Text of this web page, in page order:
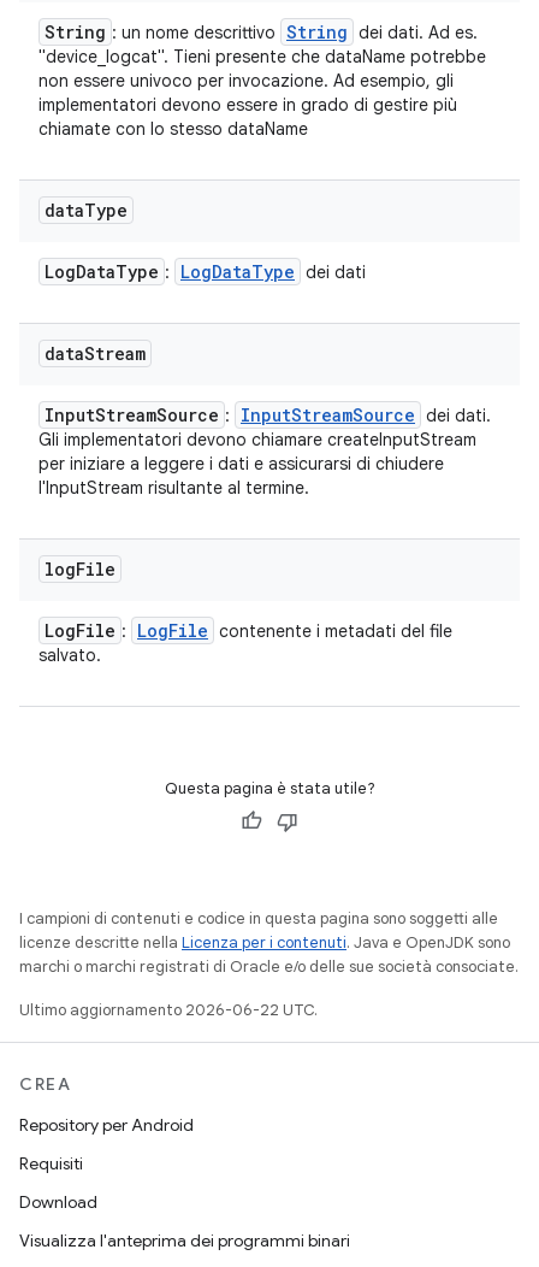
String : un nome descrittivo String dei dati. Ad es.
"device_logcat". Tieni presente che dataName potrebbe
non essere univoco per invocazione. Ad esempio, gli
implementatori devono essere in grado di gestire più
chiamate con lo stesso dataName
dataType
LogDataType : LogDataType dei dati
dataStream
InputStreamSource : InputStreamSource dei dati.
Gli implementatori devono chiamare createInputStream
per iniziare a leggere i dati e assicurarsi di chiudere
l'InputStream risultante al termine.
logFile
LogFile : LogFile contenente i metadati del file
salvato.
Questa pagina è stata utile?
I campioni di contenuti e codice in questa pagina sono soggetti alle
licenze descritte nella Licenza per i contenuti. Java e OpenJDK sono
marchi o marchi registrati di Oracle e/o delle sue società consociate.
Ultimo aggiornamento 2026-06-22 UTC.
CREA
Repository per Android
Requisiti
Download
Visualizza l'anteprima dei programmi binari